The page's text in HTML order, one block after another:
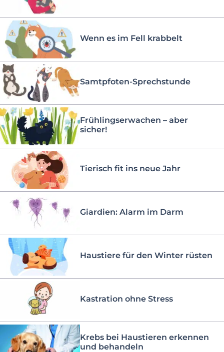
Wenn es im Fell krabbelt
Samtpfoten-Sprechstunde
Frühlingserwachen – aber
sicher!
Tierisch fit ins neue Jahr
Giardien: Alarm im Darm
Haustiere für den Winter rüsten
Kastration ohne Stress
Krebs bei Haustieren erkennen
und behandeln